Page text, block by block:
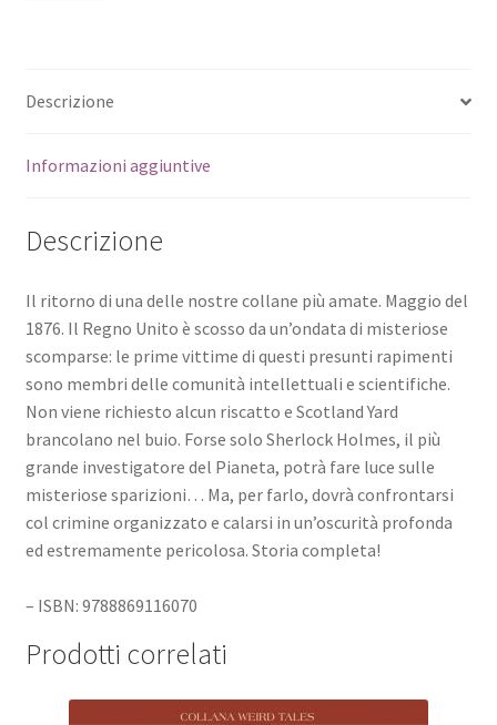
Descrizione
Informazioni aggiuntive
Descrizione
Il ritorno di una delle nostre collane più amate. Maggio del
1876. Il Regno Unito è scosso da un’ondata di misteriose
scomparse: le prime vittime di questi presunti rapimenti
sono membri delle comunità intellettuali e scientifiche.
Non viene richiesto alcun riscatto e Scotland Yard
brancolano nel buio. Forse solo Sherlock Holmes, il più
grande investigatore del Pianeta, potrà fare luce sulle
misteriose sparizioni… Ma, per farlo, dovrà confrontarsi
col crimine organizzato e calarsi in un’oscurità profonda
ed estremamente pericolosa. Storia completa!
– ISBN: 9788869116070
Prodotti correlati